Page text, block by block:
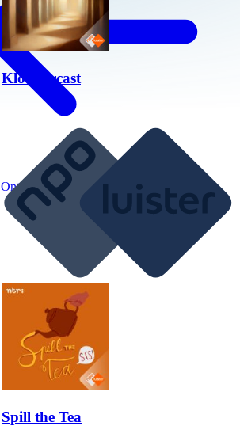
Ontdek
Kloostercast
Spill the Tea